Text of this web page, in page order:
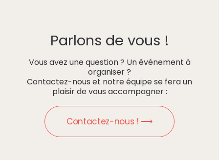
Parlons de vous !
Vous avez une question ? Un événement à
organiser ?
Contactez-nous et notre équipe se fera un
plaisir de vous accompagner :
Contactez-nous ! ⟶